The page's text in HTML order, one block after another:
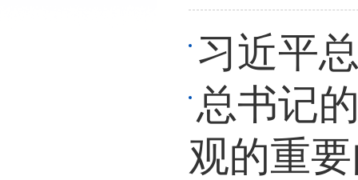
习近平
总书记
观的重要